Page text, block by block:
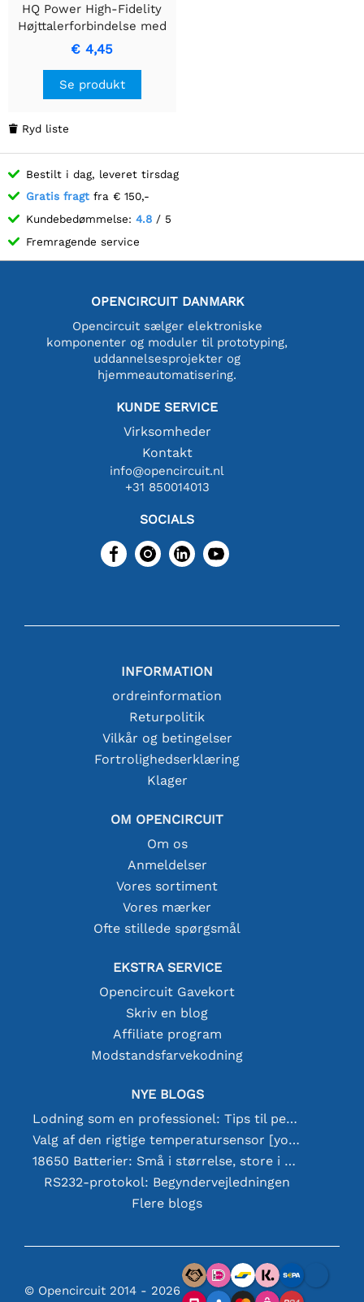
HQ Power High-Fidelity
Højttalerforbindelse med
Rund Port Design
€ 4,45
Se produkt
 Ryd liste
Bestilt i dag, leveret tirsdag
Gratis fragt fra € 150,-
Kundebedømmelse: 4.8 / 5
Fremragende service
OPENCIRCUIT DANMARK
Opencircuit sælger elektroniske
komponenter og moduler til prototyping,
uddannelsesprojekter og
hjemmeautomatisering.
KUNDE SERVICE
Virksomheder
Kontakt
info@opencircuit.nl
+31 850014013
SOCIALS
INFORMATION
ordreinformation
Returpolitik
Vilkår og betingelser
Fortrolighedserklæring
Klager
OM OPENCIRCUIT
Om os
Anmeldelser
Vores sortiment
Vores mærker
Ofte stillede spørgsmål
EKSTRA SERVICE
Opencircuit Gavekort
Skriv en blog
Affiliate program
Modstandsfarvekodning
NYE BLOGS
Lodning som en professionel: Tips til perfekte elektroniske forbindelser
Valg af den rigtige temperatursensor [youtube]
18650 Batterier: Små i størrelse, store i ydeevne
RS232-protokol: Begyndervejledningen
Flere blogs
© Opencircuit 2014 - 2026